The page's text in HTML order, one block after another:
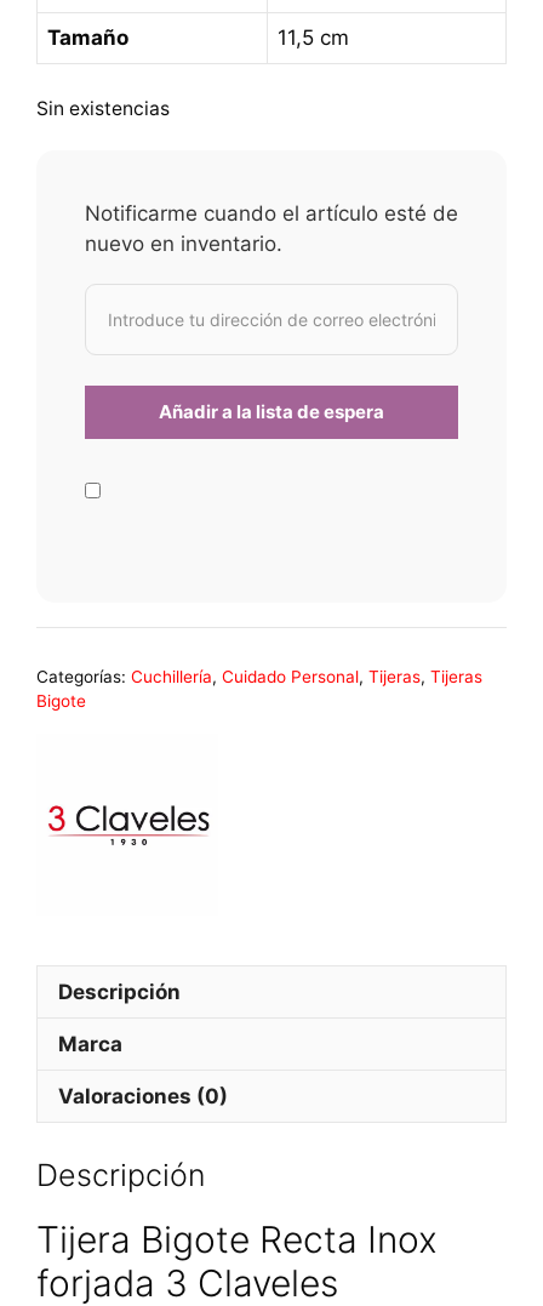
Tamaño 11,5 cm
Sin existencias
Notificarme cuando el artículo esté de
nuevo en inventario.
Categorías: Cuchillería, Cuidado Personal, Tijeras, Tijeras
Bigote
Descripción
Marca
Valoraciones (0)
Descripción
Tijera Bigote Recta Inox
forjada 3 Claveles